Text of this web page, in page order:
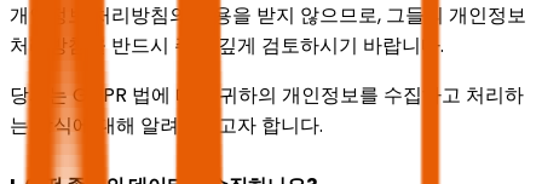
개인정보 처리방침의 적용을 받지 않으므로, 그들의 개인정보
처리방침을 반드시 주의 깊게 검토하시기 바랍니다.
당사는 GDPR 법에 따라 귀하의 개인정보를 수집하고 처리하
는 방식에 대해 알려드리고자 합니다.